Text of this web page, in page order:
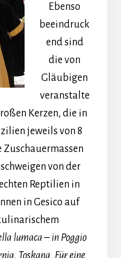
Ebenso
beeindruck
end sind
die von
Gläubigen
veranstalte
Kerzen, die in
jeweils von 8
von der
Reptilien in
in Gesico auf
lumaca – in Poggio
Toskana. Für eine